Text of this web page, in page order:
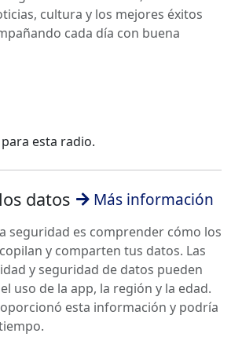
cultura y los mejores éxitos
cada día con buena
esta radio.
datos Más información
seguridad es comprender cómo los
y comparten tus datos. Las
y seguridad de datos pueden
uso de la app, la región y la edad.
esta información y podría